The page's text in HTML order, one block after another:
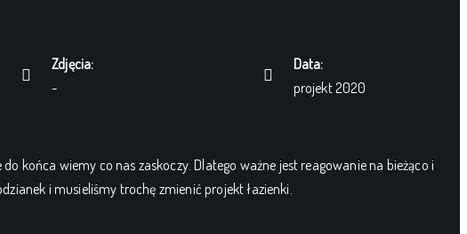
Zdjęcia:
-
Data:
projekt 2020
końca wiemy co nas zaskoczy. Dlatego ważne jest reagowanie na bieżąco i
i musieliśmy trochę zmienić projekt łazienki.